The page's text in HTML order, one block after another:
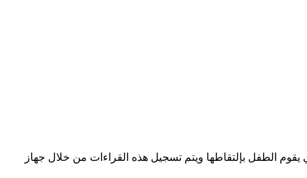
الطفل بإلتقاطها ويتم تسجيل هذه القراءات من خلال جهاز